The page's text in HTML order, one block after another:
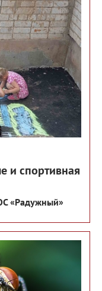
и спортивная
«Радужный»